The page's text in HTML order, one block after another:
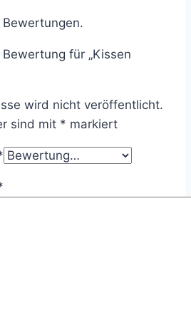
für „Kissen
wird nicht veröffentlicht.
sind mit * markiert